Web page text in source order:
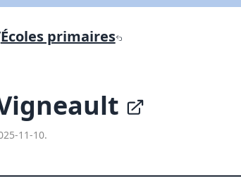
Écoles primaires
11-10.